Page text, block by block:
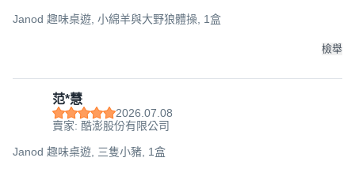
Janod 趣味桌遊, 小綿羊與大野狼體操, 1盒
檢舉
范*慧
2026.07.08
賣家: 酷澎股份有限公司
Janod 趣味桌遊, 三隻小豬, 1盒